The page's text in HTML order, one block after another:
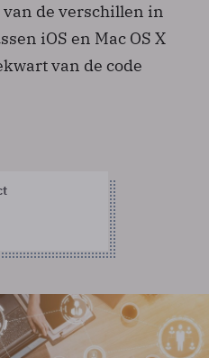
van de verschillen in
iOS en Mac OS X
van de code